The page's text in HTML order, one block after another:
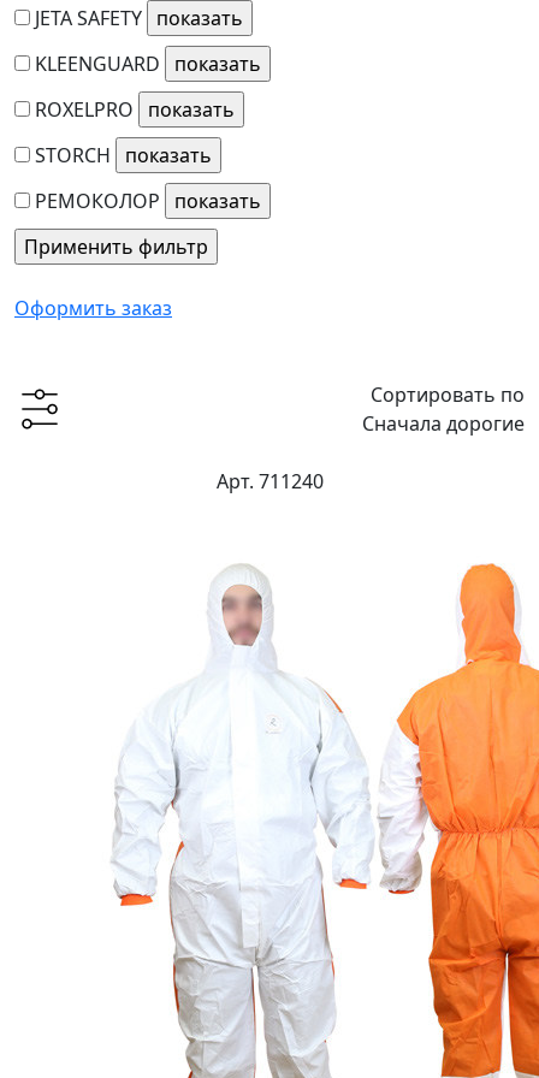
JETA SAFETY
KLEENGUARD
ROXELPRO
STORCH
РЕМОКОЛОР
Оформить заказ
Сортировать по
Сначала дорогие
Арт. 711240